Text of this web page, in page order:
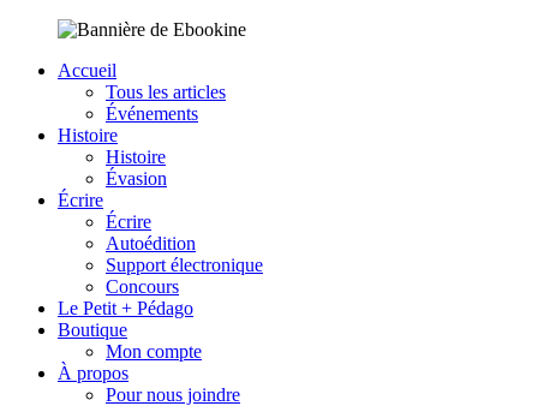
Accueil
Tous les articles
Événements
Histoire
Histoire
Évasion
Écrire
Écrire
Autoédition
Support électronique
Concours
Le Petit + Pédago
Boutique
Mon compte
À propos
Pour nous joindre